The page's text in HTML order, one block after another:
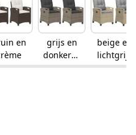
en
grijs en
donkergr
ijs
beige en
lichtgrijs